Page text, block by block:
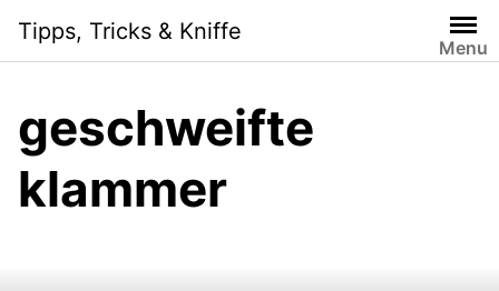
content
Tipps, Tricks & Kniffe
Menu
geschweifte
klammer